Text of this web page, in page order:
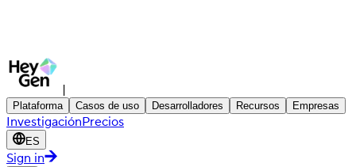
|
Plataforma Casos de uso Desarrolladores Recursos Empresas
InvestigaciónPrecios
ES
Sign in